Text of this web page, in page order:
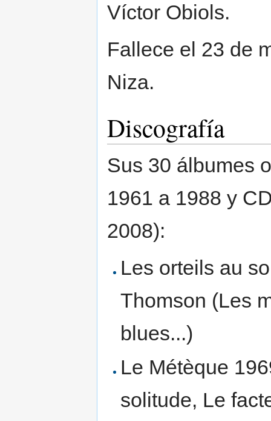
Víctor Obiols.
Fallece el 23 de
Niza.
Discografía
Sus 30 álbumes
1961 a 1988 y
2008):
Les orteils au
Thomson (Les
blues...)
Le Métèque
solitude, Le